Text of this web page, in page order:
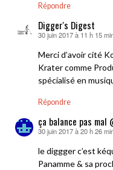
Répondre
Digger's Digest
dit :
30 juin 2017 à 11 h 15
Merci d’avoir cité
Krater comme
spécialisé en
Répondre
ça balance pas mal
dit :
30 juin 2017 à 20 h 26
le diggger c’est
Panamme & sa